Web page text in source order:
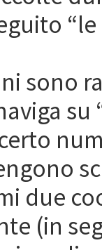
sono
su
due
(in